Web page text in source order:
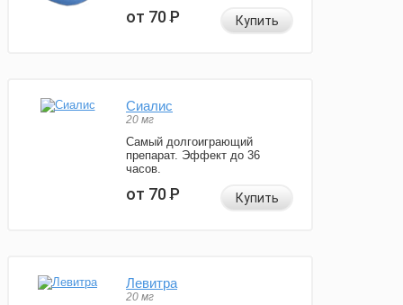
от 70Р Купить
Сиалис
20 мг
Самый долгоиграющий
препарат. Эффект до 36
часов.
от 70Р Купить
Левитра
20 мг